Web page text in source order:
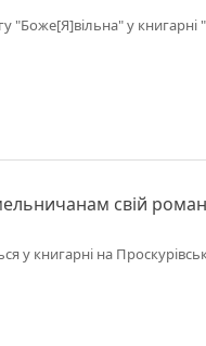
"Боже[Я]вільна" у книгарні
свій
у книгарні на